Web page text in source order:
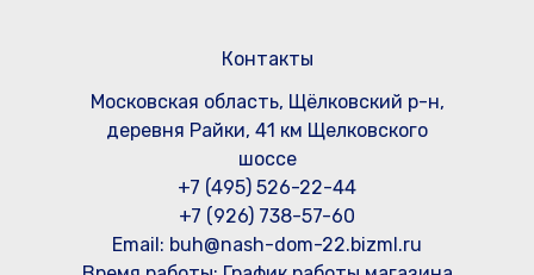
Контакты
Московская область, Щёлковский р-н,
деревня Райки, 41 км Щелковского
шоссе
+7 (495) 526-22-44
+7 (926) 738-57-60
Email: buh@nash-dom-22.bizml.ru